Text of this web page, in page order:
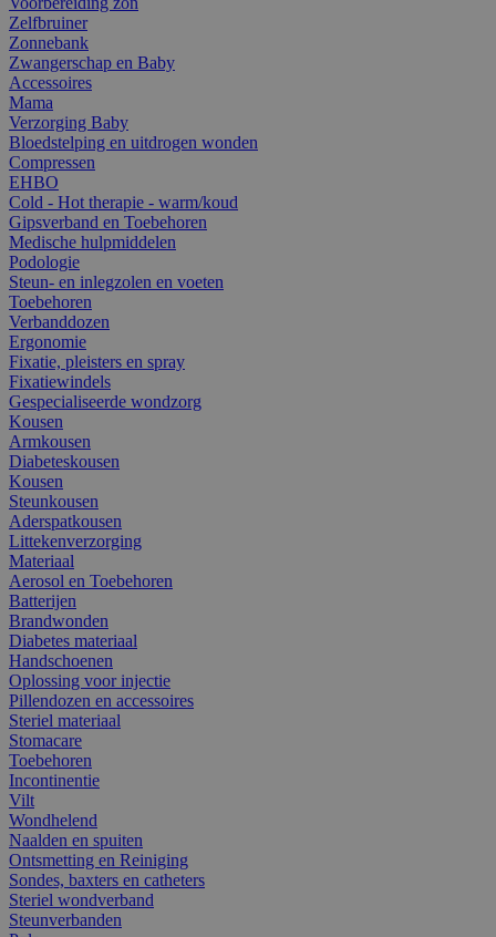
Zelfbruiner
Zonnebank
Zwangerschap en Baby
Accessoires
Mama
Verzorging Baby
Bloedstelping en uitdrogen wonden
Compressen
EHBO
Cold - Hot therapie - warm/koud
Gipsverband en Toebehoren
Medische hulpmiddelen
Podologie
Steun- en inlegzolen en voeten
Toebehoren
Verbanddozen
Ergonomie
Fixatie, pleisters en spray
Fixatiewindels
Gespecialiseerde wondzorg
Kousen
Armkousen
Diabeteskousen
Kousen
Steunkousen
Aderspatkousen
Littekenverzorging
Materiaal
Aerosol en Toebehoren
Batterijen
Brandwonden
Diabetes materiaal
Handschoenen
Oplossing voor injectie
Pillendozen en accessoires
Steriel materiaal
Stomacare
Toebehoren
Incontinentie
Vilt
Wondhelend
Naalden en spuiten
Ontsmetting en Reiniging
Sondes, baxters en catheters
Steriel wondverband
Steunverbanden